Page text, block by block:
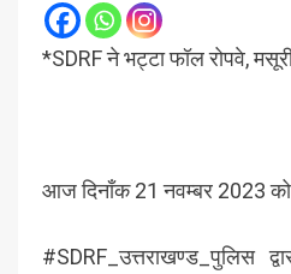
*SDRF ने भट्टा फॉल रोपवे,
आज दिनाँक 21 नवम्बर 2023 को
#SDRF_उत्तराखण्ड_पुलिस